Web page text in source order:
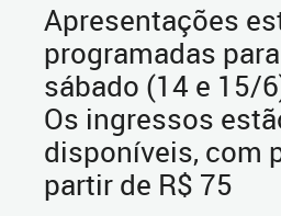
Apresentações
programadas
sábado (14 e 15/
Os ingressos
disponíveis, com
partir de R$ 75